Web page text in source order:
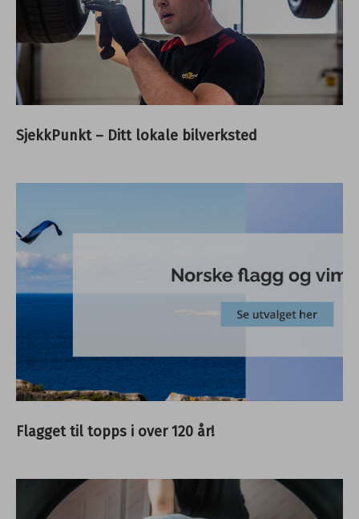
SjekkPunkt – Ditt lokale bilverksted
Flagget til topps i over 120 år!